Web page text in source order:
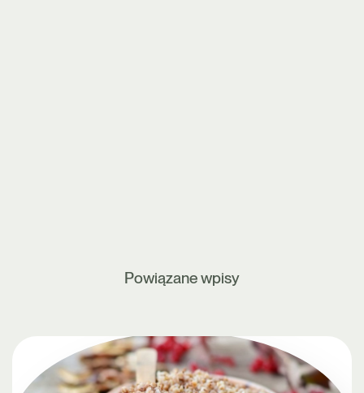
Powiązane wpisy